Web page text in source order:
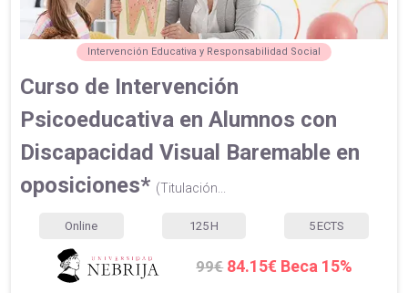
Intervención Educativa y Responsabilidad Social
Curso de Intervención
Psicoeducativa en Alumnos con
Discapacidad Visual Baremable en
oposiciones* (Titulación...
Online 125 H 5 ECTS
99€ 84.15€ Beca 15%